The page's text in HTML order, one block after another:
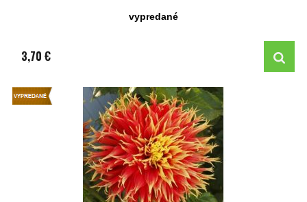
vypredané
3,70 €